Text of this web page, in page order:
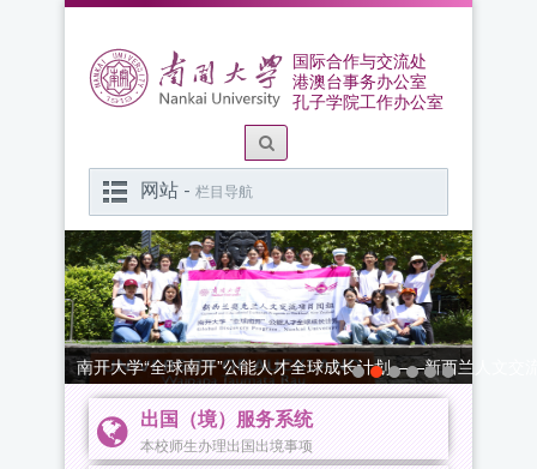
国际合作与交流处
港澳台事务办公室
孔子学院工作办公室
网站 - 栏目导航
南开大学“全球南开”公能人才全球成长计划——新西兰人文交
出国（境）服务系统
本校师生办理出国出境事项